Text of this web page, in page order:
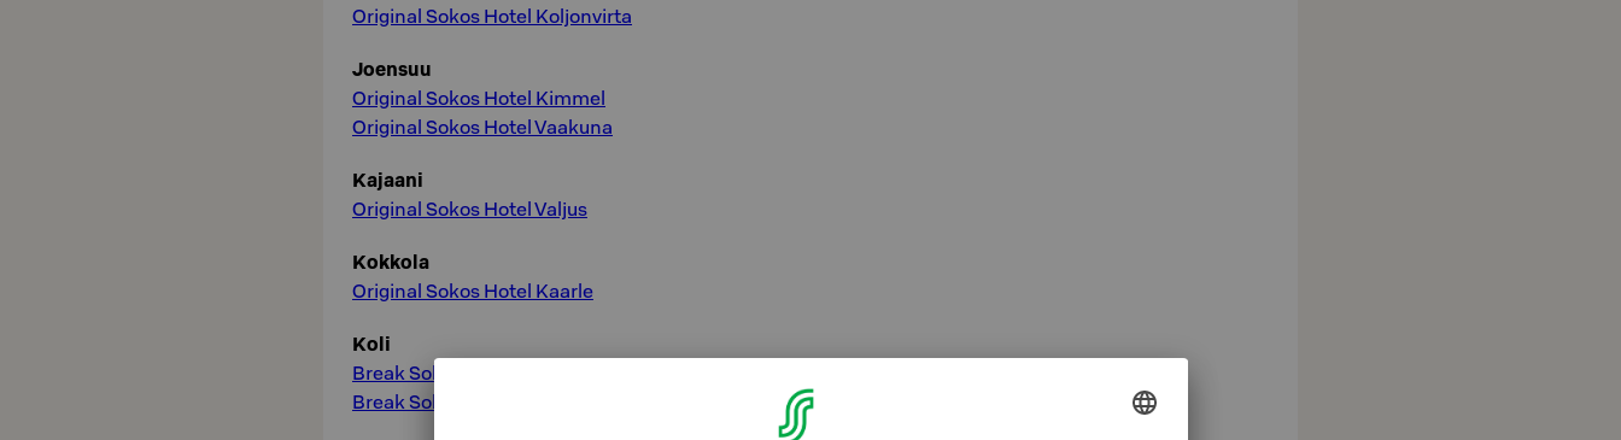
Original Sokos Hotel Koljonvirta
Joensuu
Original Sokos Hotel Kimmel
Original Sokos Hotel Vaakuna
Kajaani
Original Sokos Hotel Valjus
Kokkola
Original Sokos Hotel Kaarle
Koli
Break Sokos Hotel Koli
Break Sokos Hotel Koli Kylä